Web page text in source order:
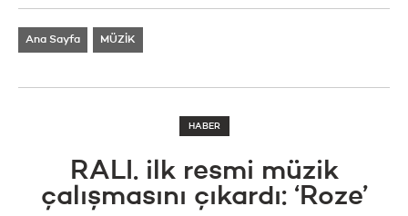
Ana Sayfa MÜZİK
HABER
RALI. ilk resmi müzik
çalışmasını çıkardı: ‘Roze’